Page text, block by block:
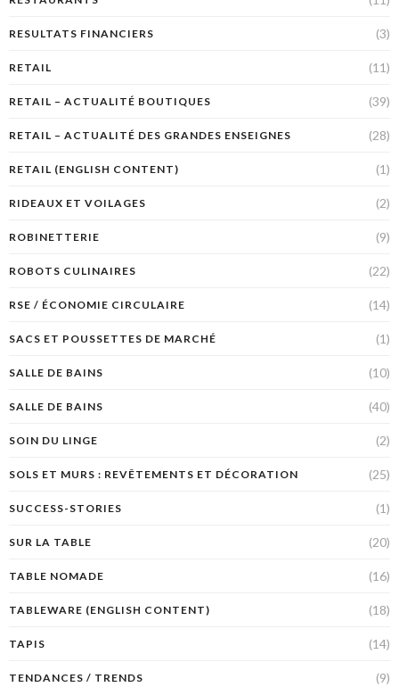
RESULTATS FINANCIERS (3)
RETAIL (11)
RETAIL – ACTUALITÉ BOUTIQUES (39)
RETAIL – ACTUALITÉ DES GRANDES ENSEIGNES (28)
RETAIL (ENGLISH CONTENT) (1)
RIDEAUX ET VOILAGES (2)
ROBINETTERIE (9)
ROBOTS CULINAIRES (22)
RSE / ÉCONOMIE CIRCULAIRE (14)
SACS ET POUSSETTES DE MARCHÉ (1)
SALLE DE BAINS (10)
SALLE DE BAINS (40)
SOIN DU LINGE (2)
SOLS ET MURS : REVÊTEMENTS ET DÉCORATION (25)
SUCCESS-STORIES (1)
SUR LA TABLE (20)
TABLE NOMADE (16)
TABLEWARE (ENGLISH CONTENT) (18)
TAPIS (14)
TENDANCES / TRENDS (9)